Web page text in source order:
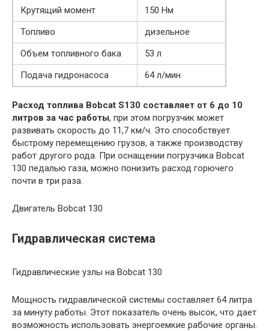
Крутящий момент
150 Нм
Топливо
дизельное
Объем топливного бака
53 л
Подача гидронасоса
64 л/мин
Расход топлива Bobcat S130 составляет от 6 до 10
литров за час работы, при этом погрузчик может
развивать скорость до 11,7 км/ч. Это способствует
быстрому перемещению грузов, а также производству
работ другого рода. При оснащении погрузчика Bobcat
130 педалью газа, можно понизить расход горючего
почти в три раза.
Двигатель Bobcat 130
Гидравлическая система
Гидравлические узлы на Bobcat 130
Мощность гидравлической системы составляет 64 литра
за минуту работы. Этот показатель очень высок, что дает
возможность использовать энергоемкие рабочие органы.